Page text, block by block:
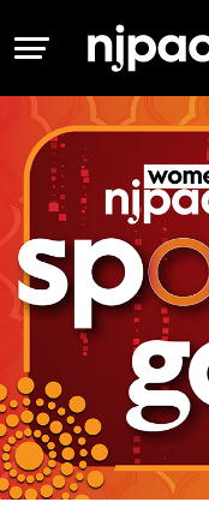
MENÚ